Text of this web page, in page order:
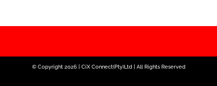
© Copyright 2026 | CiX Connect(Pty)Ltd | All Rights Reserved